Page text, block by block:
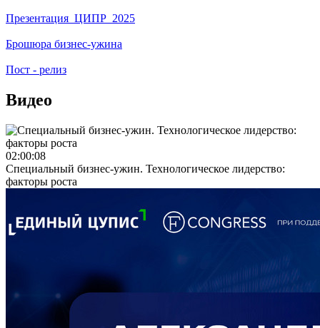
Презентация_ЦИПР_2025
Брошюра бизнес-ужина
Пост - релиз
Видео
02:00:08
Специальный бизнес-ужин. Технологическое лидерство:
факторы роста